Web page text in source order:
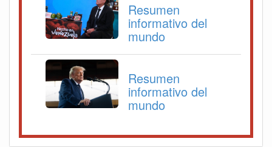
Resumen
informativo del
mundo
Resumen
informativo del
mundo